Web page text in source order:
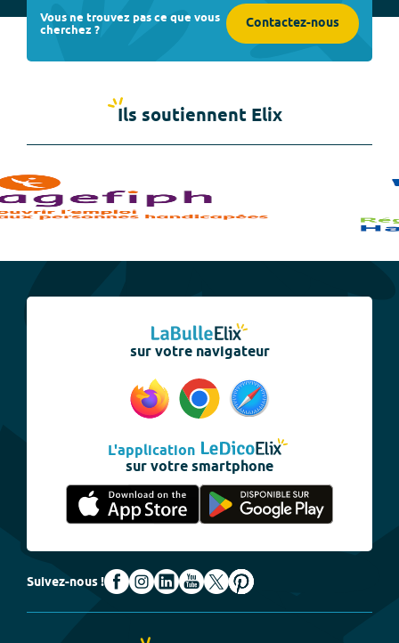
Vous ne trouvez pas ce que vous
cherchez ? Contactez-nous
Ils soutiennent Elix
sur votre navigateur
L'application
sur votre smartphone
Suivez-nous !